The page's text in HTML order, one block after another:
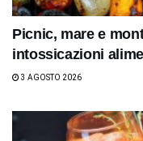
Picnic, mare e
intossicazioni
3 AGOSTO 2026